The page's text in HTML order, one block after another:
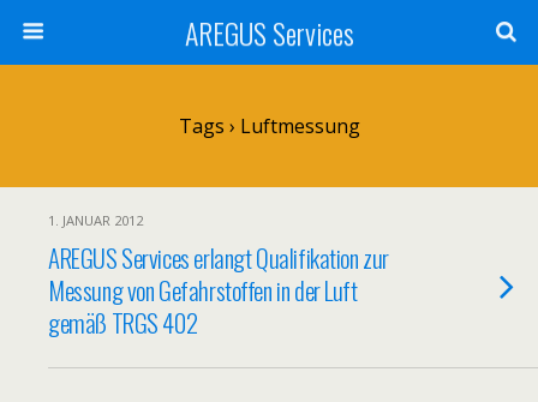
AREGUS Services
Tags › Luftmessung
1. JANUAR 2012
AREGUS Services erlangt Qualifikation zur
Messung von Gefahrstoffen in der Luft
gemäß TRGS 402